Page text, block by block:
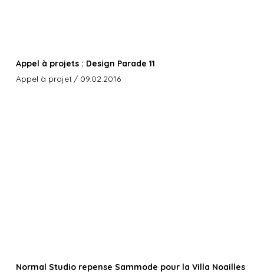
Appel à projets : Design Parade 11
Appel à projet / 09.02.2016
Normal Studio repense Sammode pour la Villa Noailles